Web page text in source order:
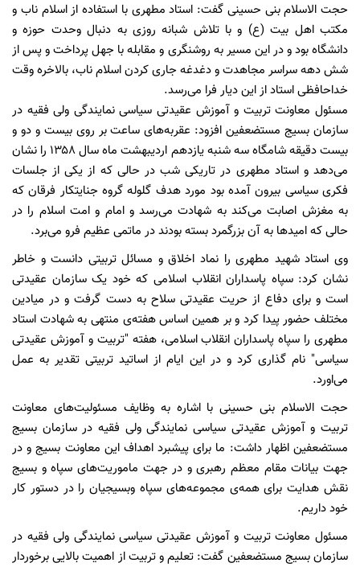
حجت الاسلام بنی حسینی گفت: استاد مطهری با استفاده از اسلام ناب و
مکتب اهل بیت (ع) و با تلاش شبانه روزی به دنبال وحدت حوزه و
دانشگاه بود و در این مسیر به روشنگری و مقابله با جهل پرداخت و پس از
شش دهه سراسر مجاهدت و دغدغه جاری کردن اسلام ناب، بالاخره وقت
خداحافظی استاد از این دیار فرا می‌رسد.
مسئول معاونت تربیت و آموزش عقیدتی سیاسی نمایندگی ولی فقیه در
سازمان بسیج مستضعفین افزود: عقربه‌های ساعت بر روی بیست و دو و
بیست دقیقه شامگاه سه شنبه یازدهم اردیبهشت ماه سال ۱۳۵۸ را نشان
می‌دهد و استاد مطهری در تاریکی شب در حالی که از یکی از جلسات
فکری سیاسی بیرون آمده بود مورد هدف گلوله گروه جنایتکار فرقان که
به مغزش اصابت می‌کند به شهادت می‌رسد و امام و امت اسلام را در
حالی که امید‌ها به آن بزرگمرد بسته بودند در ماتمی عظیم فرو می‌برد.
وی استاد شهید مطهری را نماد اخلاق و مسائل تربیتی دانست و خاطر
نشان کرد: سپاه پاسداران انقلاب اسلامی که خود یک سازمان عقیدتی
است و برای دفاع از حریت عقیدتی سلاح به دست گرفت و در میادین
مختلف حضور پیدا کرد و بر همین اساس هفته‌ی منتهی به شهادت استاد
مطهری را سپاه پاسداران انقلاب اسلامی، هفته "تربیت و آموزش عقیدتی
سیاسی" نام گذاری کرد و در این ایام از اساتید تربیتی تقدیر به عمل
می‌اورد.
حجت الاسلام بنی حسینی با اشاره به وظایف مسئولیت‌های معاونت
تربیت و آموزش عقیدتی سیاسی نمایندگی ولی فقیه در سازمان بسیج
مستضعفین اظهار داشت: ما برای پیشبرد اهداف این معاونت بسیج و در
جهت بیانات مقام معظم رهبری و در جهت ماموریت‌های سپاه و بسیج
نقش هدایت برای همه‌ی مجموعه‌های سپاه وبسیجیان را در دستور کار
خود داریم.
مسئول معاونت تربیت و آموزش عقیدتی سیاسی نمایندگی ولی فقیه در
سازمان بسیج مستضعفین گفت: تعلیم و تربیت از اهمیت بالایی برخوردار